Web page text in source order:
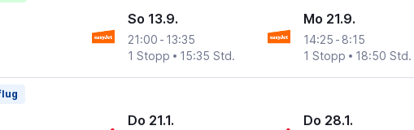
So 13.9.
21:00 - 13:35
1 Stopp
15:35 Std.
Mo 21.9.
14:25 - 8:15
1 Stopp
18:50 Std.
Do 21.1. Do 28.1.